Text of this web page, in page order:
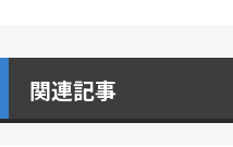
関連記事